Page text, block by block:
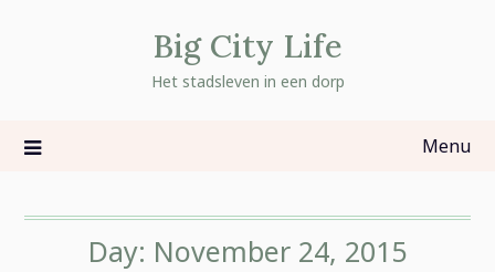
Big City Life
Het stadsleven in een dorp
Menu
Day: November 24, 2015